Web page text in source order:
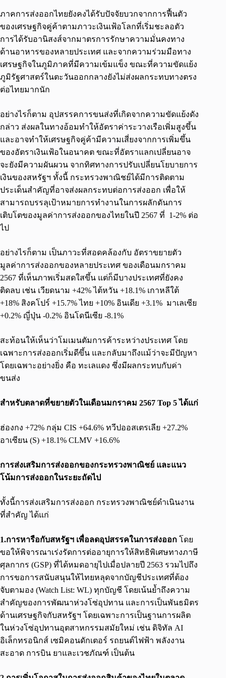
ภาคการส่งออกไทยยังคงได้รับปัจจัยบวกจากการฟื้นตัว
ของเศรษฐกิจคู่ค้าตามภาวะเงินเฟ้อโลกที่เริ่มชะลอตัว
การได้รับอานิสงส์จากมาตรการรักษาความมั่นคงทาง
ด้านอาหารของหลายประเทศ และจากความร่วมมือทาง
เศรษฐกิจในภูมิภาคที่มีความเข้มแข็ง ขณะที่ความขัดแย้ง
ภูมิรัฐศาสตร์ในตะวันออกกลางยังไม่ส่งผลกระทบทางตรง
ต่อไทยมากนัก
อย่างไรก็ตาม อุปสรรคการขนส่งที่เกิดจากความขัดแย้งดัง
กล่าว ส่งผลในทางอ้อมทำให้อัตราค่าระวางเรือเพิ่มสูงขึ้น
และอาจทำให้เศรษฐกิจคู่ค้ามีความเสี่ยงจากการเพิ่มขึ้น
ของอัตราเงินเฟ้อในอนาคต ขณะที่อัตราแลกเปลี่ยนอาจ
จะยังมีความผันผวน จากทิศทางการปรับเปลี่ยนโยบายการ
เงินของสหรัฐฯ ทั้งนี้ กระทรวงพาณิชย์ได้มีการติดตาม
ประเด็นสำคัญที่อาจส่งผลกระทบต่อการส่งออก เพื่อให้
สามารถบรรลุเป้าหมายการทำงานในการผลักดันการ
เติบโตของมูลค่าการส่งออกของไทยในปี 2567 ที่ 1-2% ต่อ
ไป
อย่างไรก็ตาม เป็นภาวะที่สอดคล้องกับ อัตราขยายตัว
มูลค่าการส่งออกของหลายประเทศ ของเดือนมกราคม
2567 ที่เห็นภาพเริ่มสดใสขึ้น แต่ก็มีบางประเทศที่ยังคง
ติดลบ เช่น เวียดนาม +42% ไต้หวัน +18.1% เกาหลีใต้
+18% สิงคโปร์ +15.7% ไทย +10% อินเดีย +3.1% มาเลเซีย
+0.2% ญี่ปุ่น -0.2% อินโดนีเซีย -8.1%
สะท้อนให้เห็นว่าโมเมนตัมการค้าระหว่างประเทศ โดย
เฉพาะการส่งออกเริ่มดีขึ้น และกลับมาถึงแม้ว่าจะมีปัญหา
โดยเฉพาะอย่างยิ่ง คือ ทะเลแดง ซึ่งมีผลกระทบกับค่า
ขนส่ง
สำหรับตลาดที่ขยายตัวในเดือนมกราคม 2567 Top 5 ได้แก่
ฮ่องกง +72% กลุ่ม CIS +64.6% ทวีปออสเตรเลีย +27.2%
อาเซียน (S) +18.1% CLMV +16.6%
การส่งเสริมการส่งออกของกระทรวงพาณิชย์ และแนว
โน้มการส่งออกในระยะถัดไป
ทั้งนี้การส่งเสริมการส่งออก กระทรวงพาณิชย์ดำเนินงาน
ที่สำคัญ ได้แก่
1.การหารือกับสหรัฐฯ เพื่อลดอุปสรรคในการส่งออก โดย
ขอให้พิจารณาเร่งรัดการต่ออายุการให้สิทธิพิเศษทางภาษี
ศุลกากร (GSP) ที่ได้หมดอายุไปเมื่อปลายปี 2563 รวมไปถึง
การขอการสนับสนุนให้ไทยหลุดจากบัญชีประเทศที่ต้อง
จับตามอง (Watch List: WL) ทุกบัญชี โดยเน้นย้ำถึงความ
สำคัญของการพัฒนาห่วงโซ่อุปทาน และการเป็นพันธมิตร
ด้านเศรษฐกิจกับสหรัฐฯ โดยเฉพาะการเป็นฐานการผลิต
ในห่วงโซ่อุปทานอุตสาหกรรมสมัยใหม่ เช่น ดิจิทัล AI
อิเล็กทรอนิกส์ เซมิคอนดักเตอร์ รถยนต์ไฟฟ้า พลังงาน
สะอาด การบิน ยาและเวชภัณฑ์ เป็นต้น